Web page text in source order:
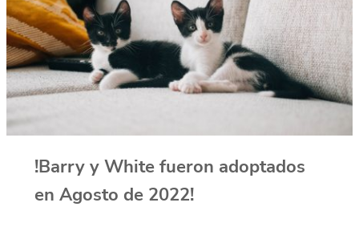
!Barry y White fueron adoptados
en Agosto de 2022!